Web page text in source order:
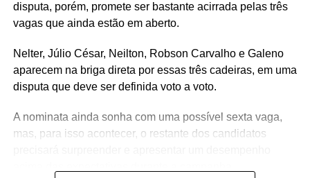
disputa, porém, promete ser bastante acirrada pelas três
vagas que ainda estão em aberto.
Nelter, Júlio César, Neilton, Robson Carvalho e Galeno
aparecem na briga direta por essas três cadeiras, em uma
disputa que deve ser definida voto a voto.
A nominata ainda sonha com uma possível sexta vaga,
mas, para isso acontecer, o restante dos candidatos